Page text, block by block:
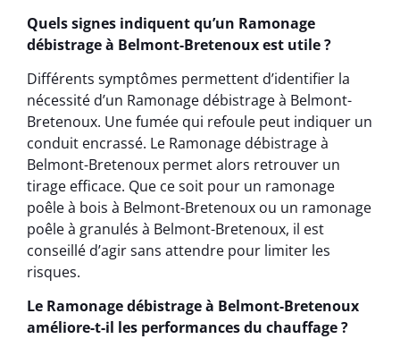
Quels signes indiquent qu’un Ramonage
débistrage à Belmont-Bretenoux est utile ?
Différents symptômes permettent d’identifier la
nécessité d’un Ramonage débistrage à Belmont-
Bretenoux. Une fumée qui refoule peut indiquer un
conduit encrassé. Le Ramonage débistrage à
Belmont-Bretenoux permet alors retrouver un
tirage efficace. Que ce soit pour un ramonage
poêle à bois à Belmont-Bretenoux ou un ramonage
poêle à granulés à Belmont-Bretenoux, il est
conseillé d’agir sans attendre pour limiter les
risques.
Le Ramonage débistrage à Belmont-Bretenoux
améliore-t-il les performances du chauffage ?